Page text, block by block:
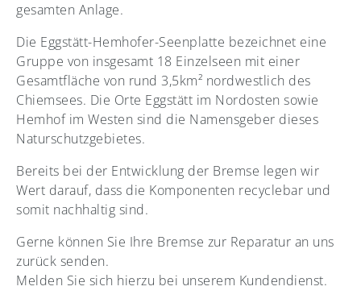
gesamten Anlage.
Die Eggstätt-Hemhofer-Seenplatte bezeichnet eine
Gruppe von insgesamt 18 Einzelseen mit einer
Gesamtfläche von rund 3,5km² nordwestlich des
Chiemsees. Die Orte Eggstätt im Nordosten sowie
Hemhof im Westen sind die Namensgeber dieses
Naturschutzgebietes.
Bereits bei der Entwicklung der Bremse legen wir
Wert darauf, dass die Komponenten recyclebar und
somit nachhaltig sind.
Gerne können Sie Ihre Bremse zur Reparatur an uns
zurück senden.
Melden Sie sich hierzu bei unserem Kundendienst.